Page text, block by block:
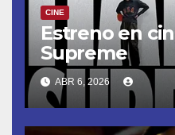
CINE
Estreno en
Supreme
ABR 6, 2026